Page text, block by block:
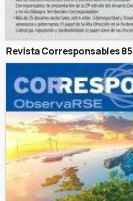
Revista Corresponsables 85